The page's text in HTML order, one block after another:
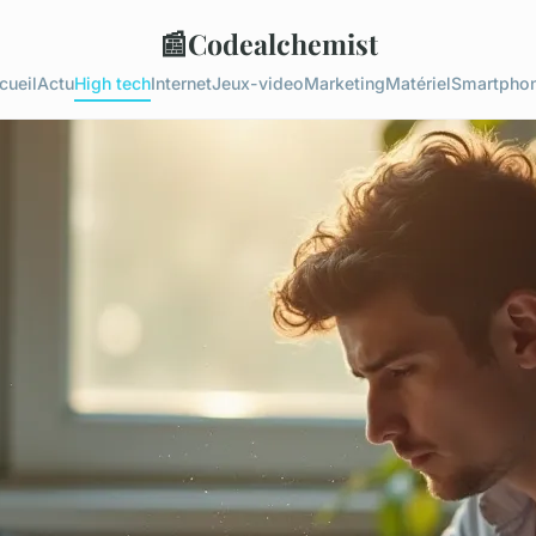
📰Codealchemist
ActuHigh techInternetJeux-videoMarketingMatériel